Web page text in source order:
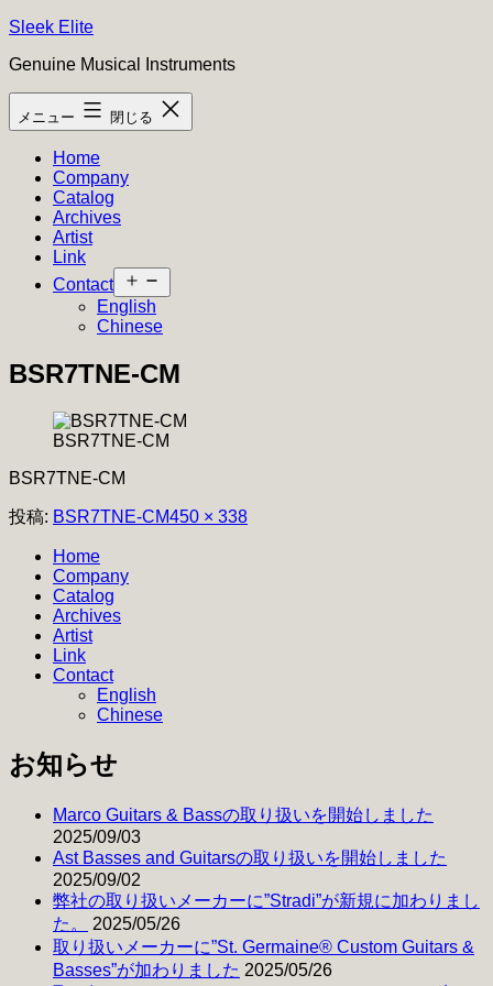
コ
テ
ン
ツ
Sleek Elite
Genuine Musical Instruments
メニュー 閉じる
Home
Company
Catalog
Archives
Artist
Link
Contact
ニ
ー
開
English
Chinese
BSR7TNE-CM
BSR7TNE-CM
BSR7TNE-CM
投稿: BSR7TNE-CMフ
450 × 338
Home
Company
Catalog
Archives
Artist
Link
Contact
English
Chinese
お知らせ
Marco Guitars & Bassの取り扱いを開始しました
2025/09/03
Ast Basses and Guitarsの取り扱いを開始しました
2025/09/02
弊社の取り扱いメーカーに”Stradi”が新規に加わりまし
た。
2025/05/26
取り扱いメーカーに”St. Germaine® Custom Guitars &
Basses”が加わりました 2025/05/26